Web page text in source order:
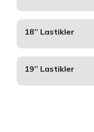
18’’ Lastikler
19’’ Lastikler